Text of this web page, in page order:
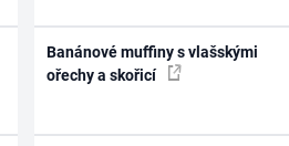
Banánové muffiny s vlašskými
ořechy a skořicí